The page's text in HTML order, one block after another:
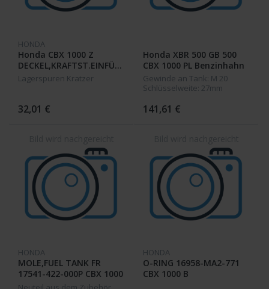
HONDA
Honda CBX 1000 Z
DECKEL,KRAFTST.EINFÜLLSTU
17620-422-023 /
Lagerspuren Kratzer
32,01 €
Honda XBR 500 GB 500
CBX 1000 PL Benzinhahn
16950-MK6-770 16950-
MA2-771
Gewinde an Tank: M 20
Schlüsselweite: 27mm
141,61 €
HONDA
MOLE,FUEL TANK FR
17541-422-000P CBX 1000
Z
HONDA
O-RING 16958-MA2-771
CBX 1000 B